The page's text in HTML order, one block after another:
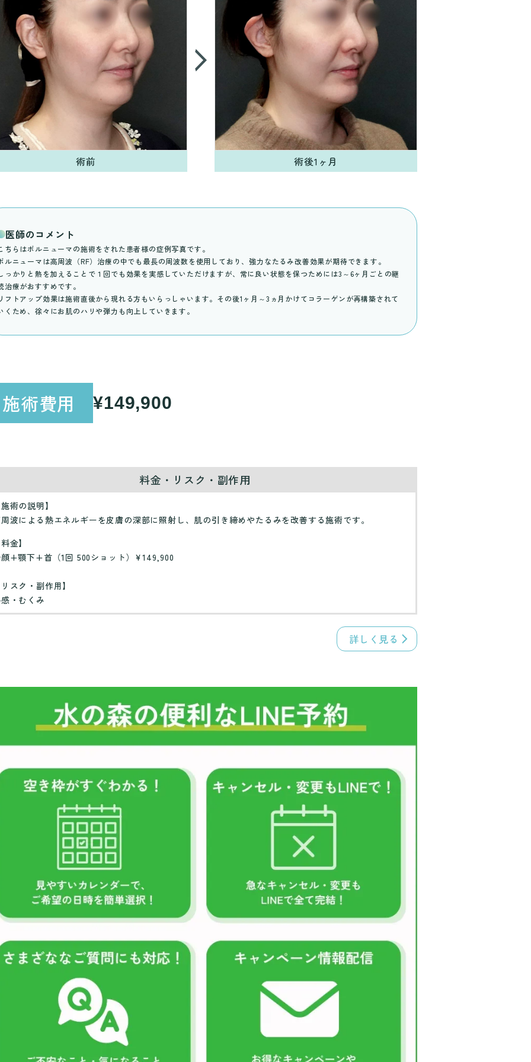
術前 術後1ヶ月
医師のコメント
ちらはボルニューマの施術をされた患者様の症例写真です。
ルニューマは高周波（RF）治療の中でも最長の周波数を使用しており、強力なたるみ改善効果が期待できます。
っかりと熱を加えることで１回でも効果を実感していただけますが、常に良い状態を保つためには3～6ヶ月ごとの継
治療がおすすめです。
フトアップ効果は施術直後から現れる方もいらっしゃいます。その後1ヶ月～3ヵ月かけてコラーゲンが再構築されて
くため、徐々にお肌のハリや弾力も向上していきます。
施術費用 ¥149,900
料金・リスク・副作用
術の説明】
波による熱エネルギーを皮膚の深部に照射し、肌の引き締めやたるみを改善する施術です。
金】
+顎下+首（1回 500ショット）¥149,900
スク・副作用】
・むくみ
詳しく見る